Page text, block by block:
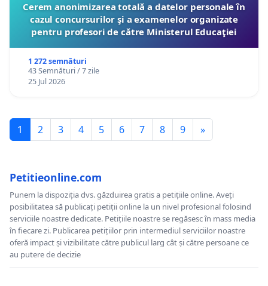
Cerem anonimizarea totală a datelor personale în
cazul concursurilor şi a examenelor organizate
pentru profesori de către Ministerul Educaţiei
1 272 semnături
43 Semnături / 7 zile
25 Jul 2026
1 2 3 4 5 6 7 8 9 »
Petitieonline.com
Punem la dispoziția dvs. găzduirea gratis a petițiile online. Aveți
posibilitatea să publicați petiții online la un nivel profesional folosind
serviciile noastre dedicate. Petițiile noastre se regăsesc în mass media
în fiecare zi. Publicarea petițiilor prin intermediul serviciilor noastre
oferă impact și vizibilitate către publicul larg cât și către persoane ce
au putere de decizie